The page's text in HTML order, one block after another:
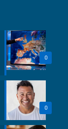
0
0